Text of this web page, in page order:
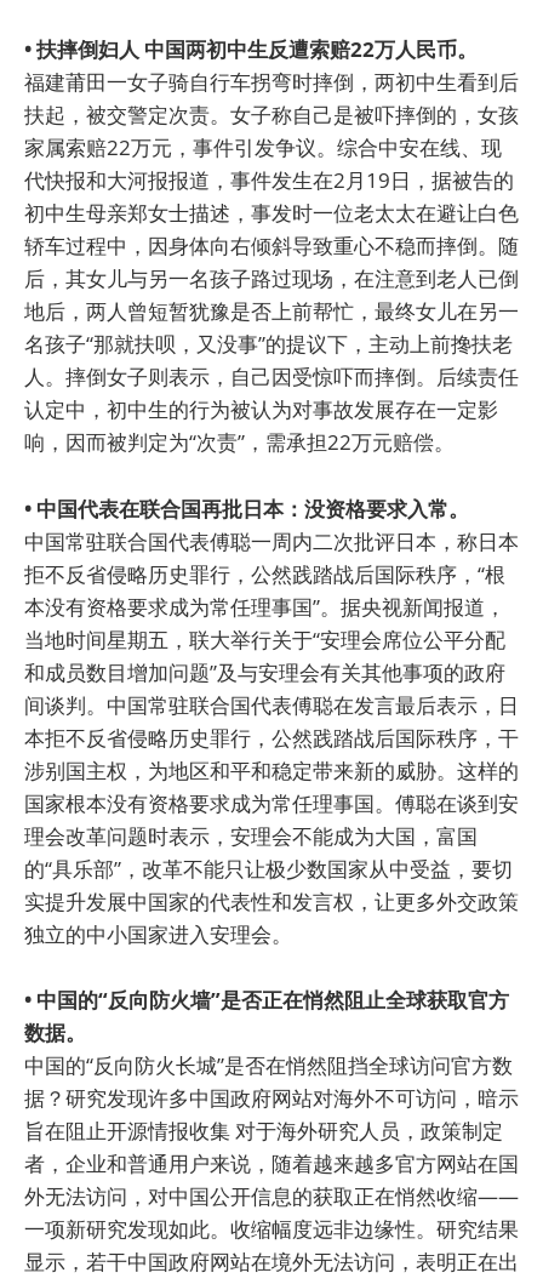
• 扶摔倒妇人 中国两初中生反遭索赔22万人民币。
福建莆田一女子骑自行车拐弯时摔倒，两初中生看到后
扶起，被交警定次责。女子称自己是被吓摔倒的，女孩
家属索赔22万元，事件引发争议。综合中安在线、现
代快报和大河报报道，事件发生在2月19日，据被告的
初中生母亲郑女士描述，事发时一位老太太在避让白色
轿车过程中，因身体向右倾斜导致重心不稳而摔倒。随
后，其女儿与另一名孩子路过现场，在注意到老人已倒
地后，两人曾短暂犹豫是否上前帮忙，最终女儿在另一
名孩子“那就扶呗，又没事”的提议下，主动上前搀扶老
人。摔倒女子则表示，自己因受惊吓而摔倒。后续责任
认定中，初中生的行为被认为对事故发展存在一定影
响，因而被判定为“次责”，需承担22万元赔偿。
• 中国代表在联合国再批日本：没资格要求入常。
中国常驻联合国代表傅聪一周内二次批评日本，称日本
拒不反省侵略历史罪行，公然践踏战后国际秩序，“根
本没有资格要求成为常任理事国”。据央视新闻报道，
当地时间星期五，联大举行关于“安理会席位公平分配
和成员数目增加问题”及与安理会有关其他事项的政府
间谈判。中国常驻联合国代表傅聪在发言最后表示，日
本拒不反省侵略历史罪行，公然践踏战后国际秩序，干
涉别国主权，为地区和平和稳定带来新的威胁。这样的
国家根本没有资格要求成为常任理事国。傅聪在谈到安
理会改革问题时表示，安理会不能成为大国，富国
的“具乐部”，改革不能只让极少数国家从中受益，要切
实提升发展中国家的代表性和发言权，让更多外交政策
独立的中小国家进入安理会。
• 中国的“反向防火墙”是否正在悄然阻止全球获取官方
数据。
中国的“反向防火长城”是否在悄然阻挡全球访问官方数
据？研究发现许多中国政府网站对海外不可访问，暗示
旨在阻止开源情报收集 对于海外研究人员，政策制定
者，企业和普通用户来说，随着越来越多官方网站在国
外无法访问，对中国公开信息的获取正在悄然收缩——
一项新研究发现如此。收缩幅度远非边缘性。研究结果
显示，若干中国政府网站在境外无法访问，表明正在出